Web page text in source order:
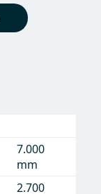
7.000
mm
2.700